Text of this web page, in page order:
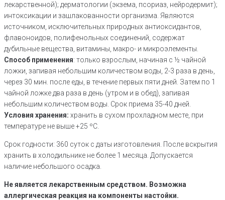
лекарственной); дерматологии (экзема, псориаз, нейродермит);
интоксикации и зашлакованности организма. Являются
источником, исключительных природных антиоксидантов,
флавоноидов, полифенольных соединений, содержат
дубильные вещества, витамины, макро- и микроэлементы.
Способ применения: только взрослым, начиная с ½ чайной
ложки, запивая небольшим количеством воды, 2-3 раза в день,
через 30 мин. после еды, в течение первых пяти дней. Затем по 1
чайной ложке два раза в день (утром и в обед), запивая
небольшим количеством воды. Срок приема 35-40 дней.
Условия хранения: хранить в сухом прохладном месте, при
температуре не выше +25 ºС.
Срок годности: 360 суток с даты изготовления. После вскрытия
хранить в холодильнике не более 1 месяца. Допускается
наличие небольшого осадка.
Не является лекарственным средством. Возможна
аллергическая реакция на компоненты настойки.